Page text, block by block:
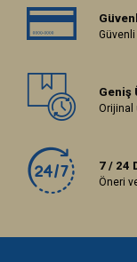
Geniş
Orijinal
7 / 24
Öneri